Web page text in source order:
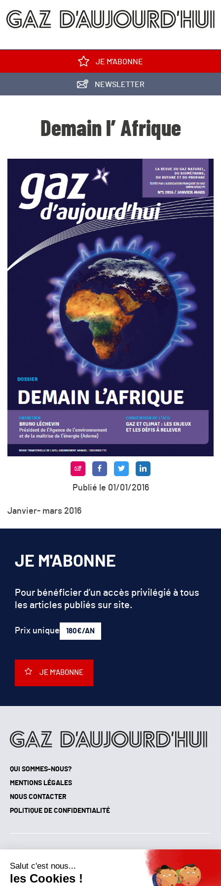
JE M'ABONNE
NEWSLETTER
Demain l’ Afrique
Publié le 01/01/2016
Janvier- mars 2016
QUI SOMMES-NOUS?
MENTIONS LÉGALES
NOUS CONTACTER
POLITIQUE DE CONFIDENTIALITÉ
JE M'ABONNE
Pour bénéficier d’un accès privilégié à tous
les articles publiés sur site.
Prix unique 180€/AN
JE M'ABONNE